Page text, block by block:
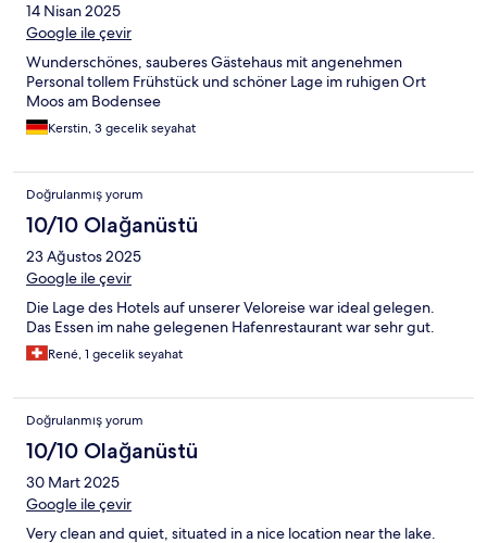
14 Nisan 2025
Google ile çevir
Wunderschönes, sauberes Gästehaus mit angenehmen
Personal tollem Frühstück und schöner Lage im ruhigen Ort
Moos am Bodensee
Kerstin, 3 gecelik seyahat
Doğrulanmış yorum
10/10 Olağanüstü
23 Ağustos 2025
Google ile çevir
Die Lage des Hotels auf unserer Veloreise war ideal gelegen.
Das Essen im nahe gelegenen Hafenrestaurant war sehr gut.
René, 1 gecelik seyahat
Doğrulanmış yorum
10/10 Olağanüstü
30 Mart 2025
Google ile çevir
Very clean and quiet, situated in a nice location near the lake.